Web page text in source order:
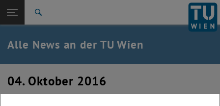
TU Login
Quicklinks
Quicklinks-Menü umschalten
Studium
Karriere
Zurück: Subseiten von TU Wien Startseite auflisten
Zurück zur letzten Ebene:
TU Wien Startseite
Alle News an der TU Wien
04. Oktober 2016